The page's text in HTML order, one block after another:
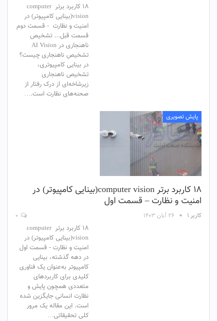
18 کاربرد برتر computer
vision(بینایی کامپیوتر) در
امنیت و نظارت - قسمت دوم
قسمت قبل... تشخیص
ناهنجاری در AI Vision
تشخیص ناهنجاری چیست؟
در بینایی کامپیوتری،
تشخیص ناهنجاری
زیرشاخه‌ای از درک رفتار از
صحنه‌های نظارت است.…
پایش تصویری
18 کاربرد برتر computer vision(بینایی کامپیوتر) در
امنیت و نظارت – قسمت اول
کاربر ۱ ۲۶ آبان ۱۴۰۳
18 کاربرد برتر computer
vision(بینایی کامپیوتر) در
امنیت و نظارت - قسمت اول
در دهه گذشته، بینایی
کامپیوتر به‌عنوان یک فناوری
کلیدی برای کاربردهای
متعددی همچون پایش و
نظارت انسانی جایگزین شده
است. این مقاله یک مرور
کلی تحقیقاتی…